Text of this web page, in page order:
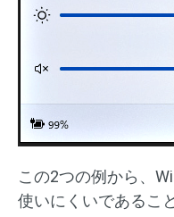
この2つの例から、
使いにくいであるこ